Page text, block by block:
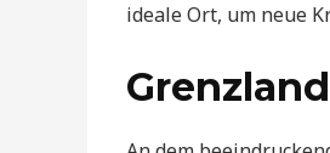
ideale Ort, um neue